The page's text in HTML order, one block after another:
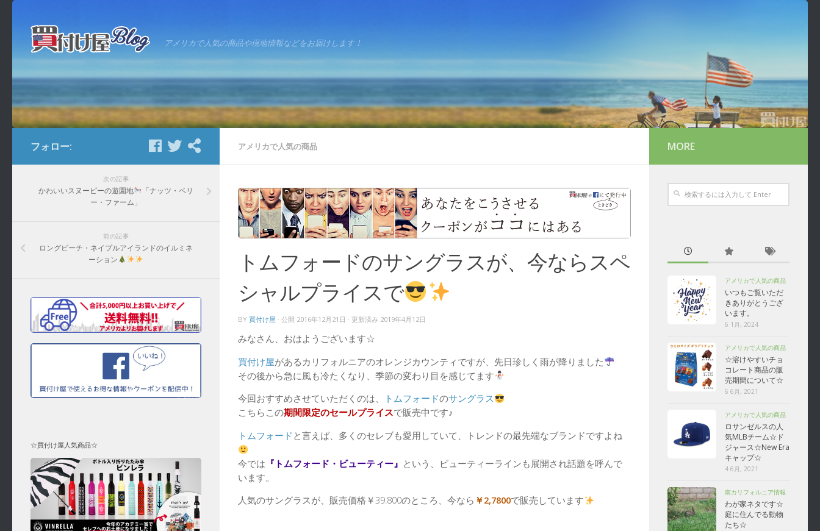
アメリカで人気の商品や現地情報などをお届けします！
アメリカで人気の商品
トムフォードのサングラスが、今ならスペ
シャルプライスで
BY 買付け屋 · 公開 2016年12月21日 · 更新済み 2019年4月12日
みなさん、おはようございます☆
買付け屋があるカリフォルニアのオレンジカウンティですが、先日珍しく雨が降りました
その後から急に風も冷たくなり、季節の変わり目を感じてます
今回おすすめさせていただくのは、
トムフォードのサングラス
こちらこの期間限定のセールプライスで販売中です♪
トムフォード と言えば、多くのセレブも愛用していて、トレンドの最先端なブランドですよね
今では 『トムフォード・ビューティー』 という、ビューティーラインも展開され話題を呼んで
います。
人気のサングラスが、販売価格￥39.800のところ、今なら ￥2,7800で販売しています
フォロー:
次の記事
かわいいスヌーピーの遊園地
「ナッツ・ベリ
ー・ファーム」
前の記事
ロングビーチ・ネイプルアイランドのイルミネ
ーション
☆買付け屋人気商品☆
MORE
アメリカで人気の商品
いつもご覧いただ
きありがとうござ
います。
6 1月, 2024
アメリカで人気の商品
☆溶けやすいチョ
コレート商品の販
売期間について☆
6 6月, 2021
アメリカで人気の商品
ロサンゼルスの人
気MLBチーム☆ド
ジャース☆New Era
キャップ☆
4 6月, 2021
南カリフォルニア情報
わが家ネタです☆
庭に住んでる動物
たち☆